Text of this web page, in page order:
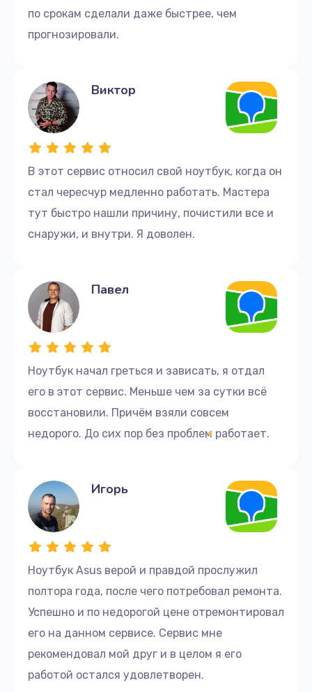
по срокам сделали даже быстрее, чем
прогнозировали.
В этот сервис относил свой ноутбук, когда он
стал чересчур медленно работать. Мастера
тут быстро нашли причину, почистили все и
снаружи, и внутри. Я доволен.
Виктор
Ноутбук начал греться и зависать, я отдал
его в этот сервис. Меньше чем за сутки всё
восстановили. Причём взяли совсем
недорого. До сих пор без проблем работает.
Павел
Ноутбук Asus верой и правдой прослужил
полтора года, после чего потребовал ремонта.
Успешно и по недорогой цене отремонтировал
его на данном сервисе. Сервис мне
рекомендовал мой друг и в целом я его
работой остался удовлетворен.
Игорь